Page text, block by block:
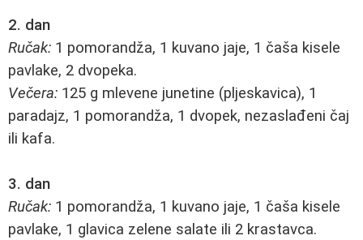
2. dan
Ručak: 1 pomorandža, 1 kuvano jaje, 1 čaša kisele
pavlake, 2 dvopeka.
Večera: 125 g mlevene junetine (pljeskavica), 1
paradajz, 1 pomorandža, 1 dvopek, nezaslađeni čaj
ili kafa.
3. dan
Ručak: 1 pomorandža, 1 kuvano jaje, 1 čaša kisele
pavlake, 1 glavica zelene salate ili 2 krastavca.